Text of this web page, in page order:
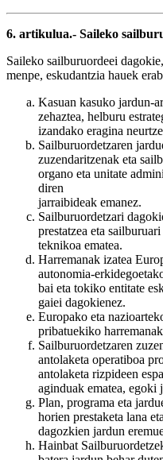
6. artikulua.- Saileko
Saileko sailburuordeei
menpe, eskudantzia hauek
Kasuan kasuko jardun-
zehaztea, helburu
izandako eragina
Sailburuordetzaren
zuzendaritzenak eta
organo eta unitate
diren
jarraibideak emanez.
Sailburuordetzari
prestatzea eta
teknikoa ematea.
Harremanak izatea
autonomia-
bai eta tokiko entitate
gaiei dagokienez.
Europako eta
pribatuekiko
Sailburuordetzaren
antolaketa operatiboa
antolaketa rizpideen
aginduak ematea, egoki
Plan, programa eta
horien prestaketa lana
dagozkien jardun
Hainbat